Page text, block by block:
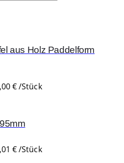
aus Holz Paddelform
€/Stück
€/Stück